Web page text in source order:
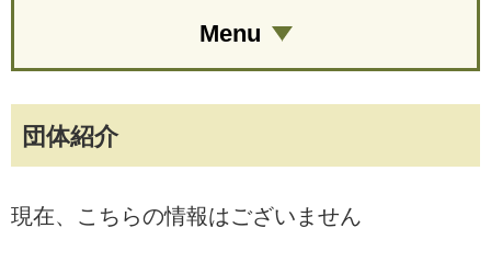
団体紹介
現在、こちらの情報はございません
Menu